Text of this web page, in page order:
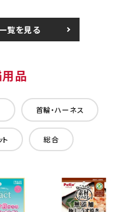
覧を見る
品
首輪・ハーネス
ト 総合